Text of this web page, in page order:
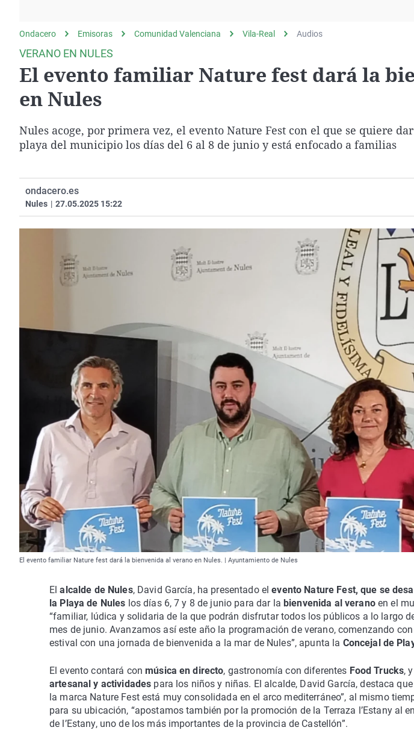
gato
Operación Viuda
Negra
Navarra
Ondacero Emisoras Comunidad Valenciana Vila-Real Audios
VERANO EN NULES
El evento familiar Nature fest dará la
en Nules
Nules acoge, por primera vez, el evento Nature Fest con el que se quiere
playa del municipio los días del 6 al 8 de junio y está enfocado a familias
ondacero.es
Nules | 27.05.2025 15:22
El evento familiar Nature fest dará la bienvenida al verano en Nules. | Ayuntamiento de Nules
El alcalde de Nules, David García, ha presentado elevento Nature Fest, que se
la Playa de Nules los días 6, 7 y 8 de junio para dar la bienvenida al verano en el
“familiar, lúdica y solidaria de la que podrán disfrutar todos los públicos a lo largo
mes de junio. Avanzamos así este año la programación de verano, comenzando
estival con una jornada de bienvenida a la mar de Nules”, apunta la Concejal de
El evento contará conmúsica en directo, gastronomía con diferentes Food Trucks,
artesanal y actividades para los niños y niñas. El alcalde, David García, destaca
la marca Nature Fest está muy consolidada en el arco mediterráneo”, al mismo
para su ubicación, “apostamos también por la promoción de la Terraza l’Estany al
de l’Estany, uno de los más importantes de la provincia de Castellón”.